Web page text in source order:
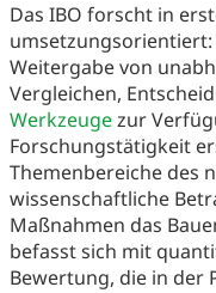
Das IBO forscht in
umsetzungsorientiert:
Weitergabe von
Vergleichen,
Werkzeugezur
Forschungstätigkeit
Themenbereiche des
wissenschaftliche
Maßnahmen das
befasst sich mit
Bewertung, die in der